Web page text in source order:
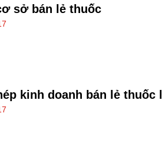
sở bán lẻ thuốc
kinh doanh bán lẻ thuốc